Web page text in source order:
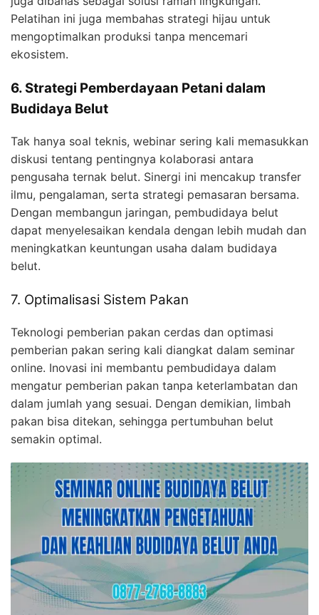
Pelatihan ini juga membahas strategi hijau untuk
mengoptimalkan produksi tanpa mencemari
ekosistem.
6. Strategi Pemberdayaan Petani dalam
Budidaya Belut
Tak hanya soal teknis, webinar sering kali memasukkan
diskusi tentang pentingnya kolaborasi antara
pengusaha ternak belut. Sinergi ini mencakup transfer
ilmu, pengalaman, serta strategi pemasaran bersama.
Dengan membangun jaringan, pembudidaya belut
dapat menyelesaikan kendala dengan lebih mudah dan
meningkatkan keuntungan usaha dalam budidaya
belut.
7. Optimalisasi Sistem Pakan
Teknologi pemberian pakan cerdas dan optimasi
pemberian pakan sering kali diangkat dalam seminar
online. Inovasi ini membantu pembudidaya dalam
mengatur pemberian pakan tanpa keterlambatan dan
dalam jumlah yang sesuai. Dengan demikian, limbah
pakan bisa ditekan, sehingga pertumbuhan belut
semakin optimal.